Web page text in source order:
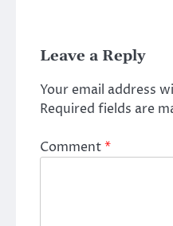
Leave a Reply
Your email address
Required fields are
Comment*